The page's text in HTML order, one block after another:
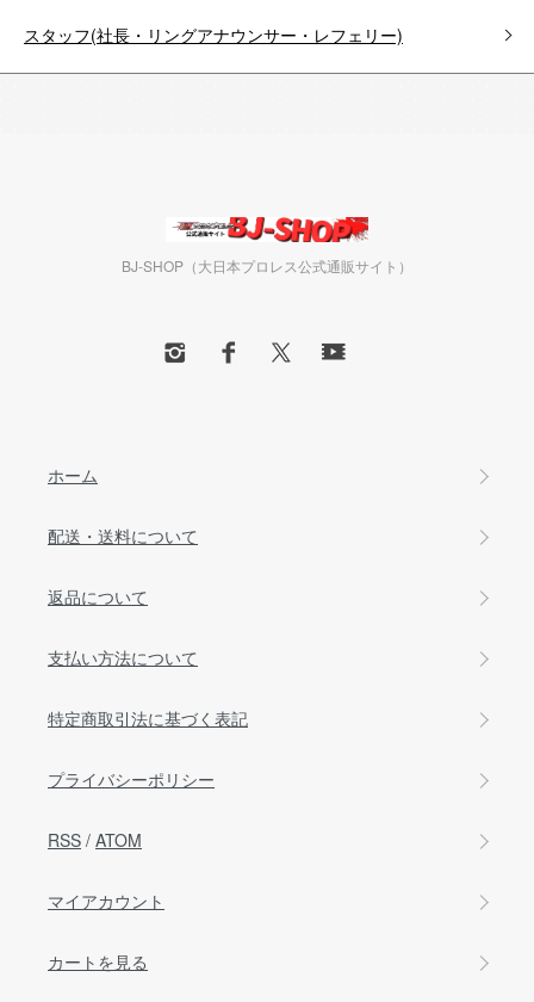
スタッフ(社長・リングアナウンサー・レフェリー)
BJ-SHOP（大日本プロレス公式通販サイト）
ホーム
配送・送料について
返品について
支払い方法について
特定商取引法に基づく表記
プライバシーポリシー
RSS / ATOM
マイアカウント
カートを見る